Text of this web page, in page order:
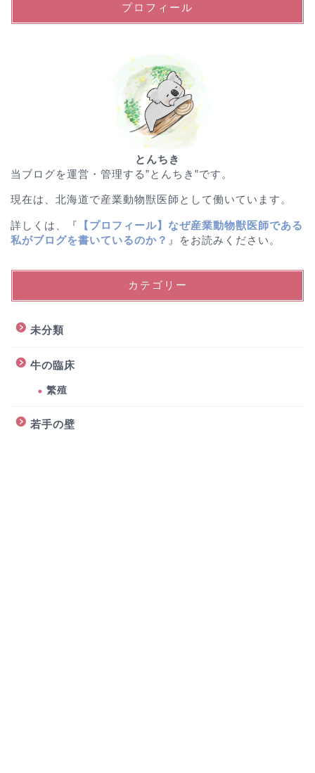
プロフィール
とんちき
当ブログを運営・管理する”とんちき”です。
現在は、北海道で産業動物獣医師として働いています。
詳しくは、『
【プロフィール】なぜ産業動物獣医師である
私がブログを書いているのか？ 』をお読みください。
カテゴリー
未分類
牛の臨床
繁殖
若手の壁